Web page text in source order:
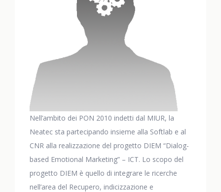
Nell’ambito dei PON 2010 indetti dal MIUR, la
Neatec sta partecipando insieme alla Softlab e al
CNR alla realizzazione del progetto DIEM “Dialog-
based Emotional Marketing” – ICT. Lo scopo del
progetto DIEM è quello di integrare le ricerche
nell’area del Recupero, indicizzazione e